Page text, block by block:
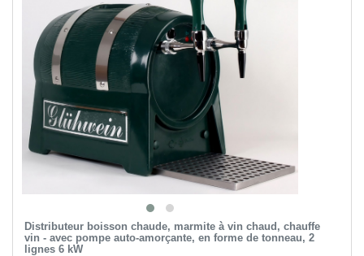
Distributeur boisson chaude, marmite à vin chaud, chauffe
vin - avec pompe auto-amorçante, en forme de tonneau, 2
lignes 6 kW